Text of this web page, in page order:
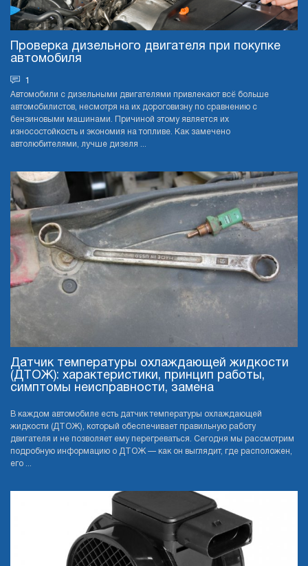
Проверка дизельного двигателя при покупке
автомобиля
1
Автомобили с дизельными двигателями привлекают всё больше
автомобилистов, несмотря на их дороговизну по сравнению с
бензиновыми машинами. Причиной этому является их
износостойкость и экономия на топливе. Как замечено
автолюбителями, лучше дизеля ...
Датчик температуры охлаждающей жидкости
(ДТОЖ): характеристики, принцип работы,
симптомы неисправности, замена
В каждом автомобиле есть датчик температуры охлаждающей
жидкости (ДТОЖ), который обеспечивает правильную работу
двигателя и не позволяет ему перегреваться. Сегодня мы рассмотрим
подробную информацию о ДТОЖ — как он выглядит, где расположен,
его ...